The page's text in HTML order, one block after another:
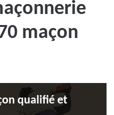
maçon
qualifié et